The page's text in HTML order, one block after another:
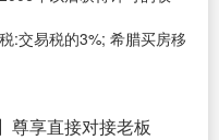
:交易税的3%; 希腊买房移
尊享直接对接老板